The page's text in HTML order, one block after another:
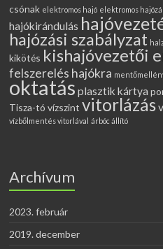
csónak elektromos hajó elektromos
hajókirándulás
hajózási szabályzat
kikötés kishajóvezetői
felszerelés hajókra
oktatás plasztik kártya
Tisza-tó vízszint vitorlázás
vízbőlmentés vitorlával árbóc állító
Archívum
2023. február
2019. december